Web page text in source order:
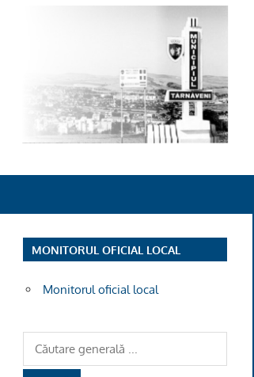
MONITORUL OFICIAL LOCAL
Monitorul oficial local